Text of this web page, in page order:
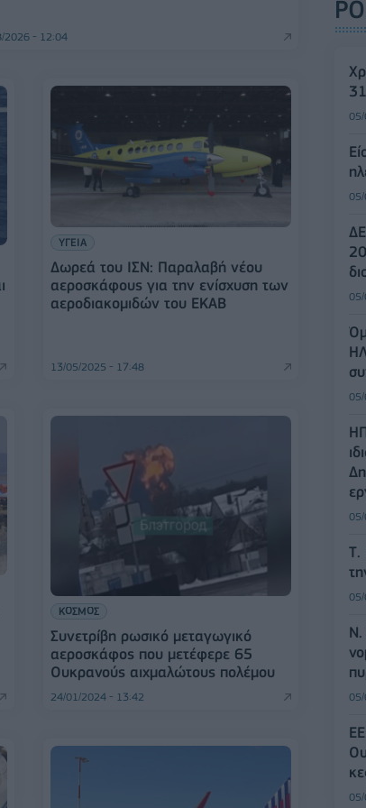
2026 - 12:04
ΥΓΕΙΑ
Δωρεά του ΙΣΝ: Παραλαβή νέου
αεροσκάφους για την ενίσχυση των
αεροδιακομιδών του ΕΚΑΒ
13/05/2025 - 17:48
ΚΟΣΜΟΣ
Συνετρίβη ρωσικό μεταγωγικό
αεροσκάφος που μετέφερε 65
Ουκρανούς αιχμαλώτους πολέμου
24/01/2024 - 13:42
Τ.
Ν.